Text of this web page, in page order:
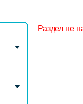
Раздел не